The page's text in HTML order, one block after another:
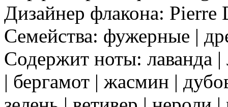
Дизайнер флакона: Pierre
Семейства: фужерные |
Содержит ноты: лаванда
| бергамот | жасмин |